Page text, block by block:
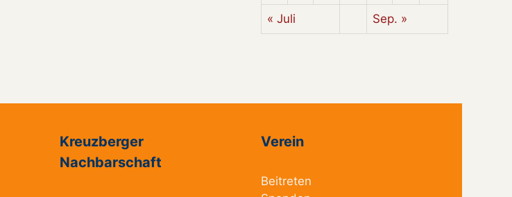
« Juli Sep. »
Kreuzberger
Nachbarschaft
Verein
Beitreten